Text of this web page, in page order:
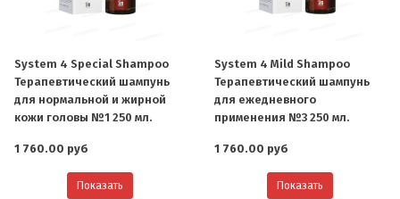
System 4 Special Shampoo
Терапевтический шампунь
для нормальной и жирной
кожи головы №1 250 мл.
1 760.00 руб
Показать
System 4 Mild Shampoo
Терапевтический шампунь
для ежедневного
применения №3 250 мл.
1 760.00 руб
Показать